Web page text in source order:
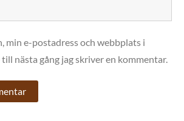
min e-postadress och webbplats i
nästa gång jag skriver en kommentar.